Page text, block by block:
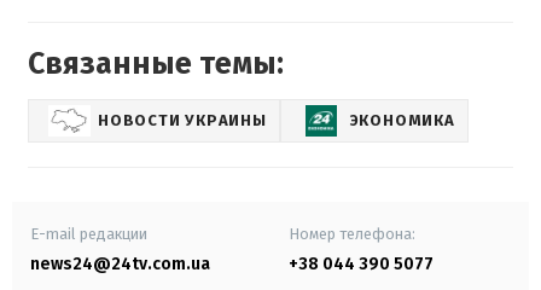
Связанные темы:
НОВОСТИ УКРАИНЫ ЭКОНОМИКА
E-mail редакции
news24@24tv.com.ua
Номер телефона:
+38 044 390 5077